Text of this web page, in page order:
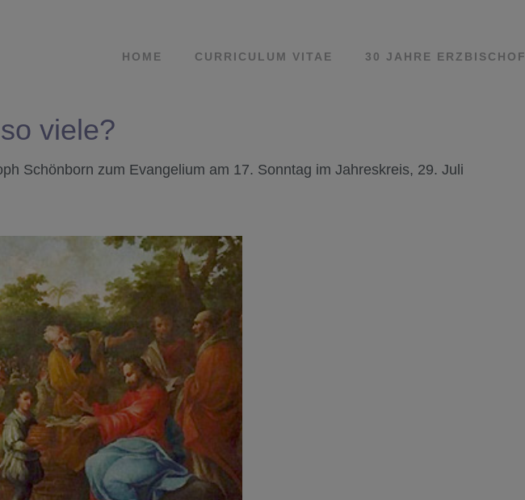
HOME CURRICULUM VITAE 30 JAHRE ERZBISCHOF
viele?
Schönborn zum Evangelium am 17. Sonntag im Jahreskreis, 29. Juli